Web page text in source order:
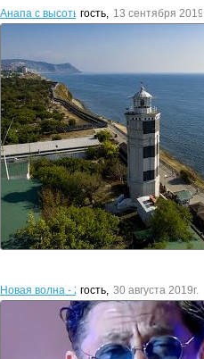
Анапа с высотыгость, 13 сентября 2019г.
Новая волна - 2019. Вечер премьер
гость, 30 августа 2019г.